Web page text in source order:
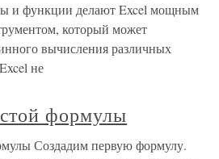
и функции делают Excel мощным
который может
вычисления различных
не
формулы
Создадим первую формулу.